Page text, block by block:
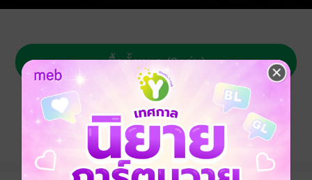
ซื้อทั้งหมด (2 เล่ม)
ติดตาม แชร์